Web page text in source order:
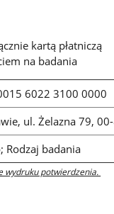
kartą płatniczą
na badania
6022 3100 0000
ul. Żelazna 79,
Rodzaj badania
wydruku potwierdzenia.